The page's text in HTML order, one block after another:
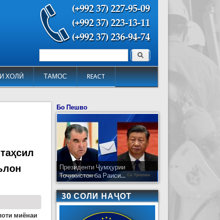
ХОЛӢ ТАМОС REACT
Форма поиска Поиск
миёнаи
Бо Пешво
Президенти Ҷумҳурии
Тоҷикистон ба Раиси...
30 СОЛИ НАҶОТ